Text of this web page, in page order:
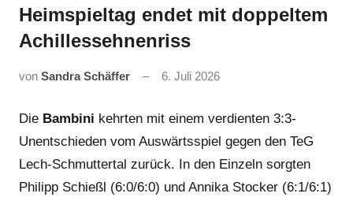
Heimspieltag endet mit doppeltem
Achillessehnenriss
von Sandra Schäffer 6. Juli 2026
Die Bambini kehrten mit einem verdienten 3:3-
Unentschieden vom Auswärtsspiel gegen den TeG
Lech-Schmuttertal zurück. In den Einzeln sorgten
Philipp Schießl (6:0/6:0) und Annika Stocker (6:1/6:1)